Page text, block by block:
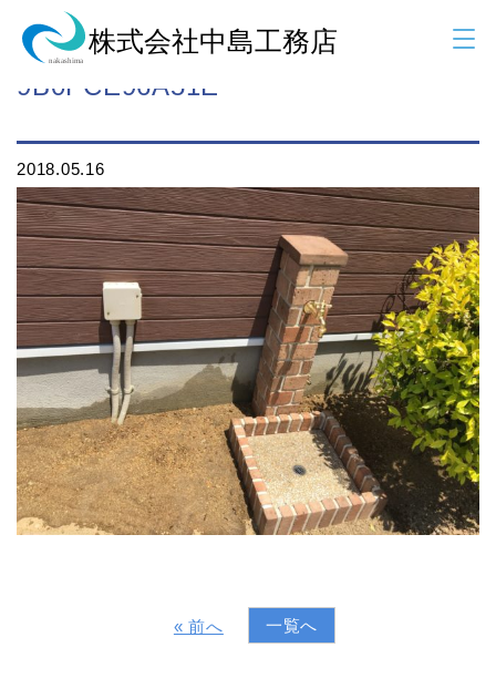
9CE7CE91-6FAE-494D-9913-
9B0FCE96A51E
2018.05.16
« 前へ 一覧へ